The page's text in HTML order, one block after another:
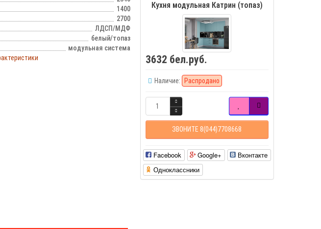
1400
2700
ЛДСП/МДФ
белый/топаз
модульная система
Кухня модульная Катрин (топаз)
3632 бел.руб.
Наличие: Распродано
ЗВОНИТЕ 8(044)7708668
Facebook Google+
Вконтакте
Одноклассники